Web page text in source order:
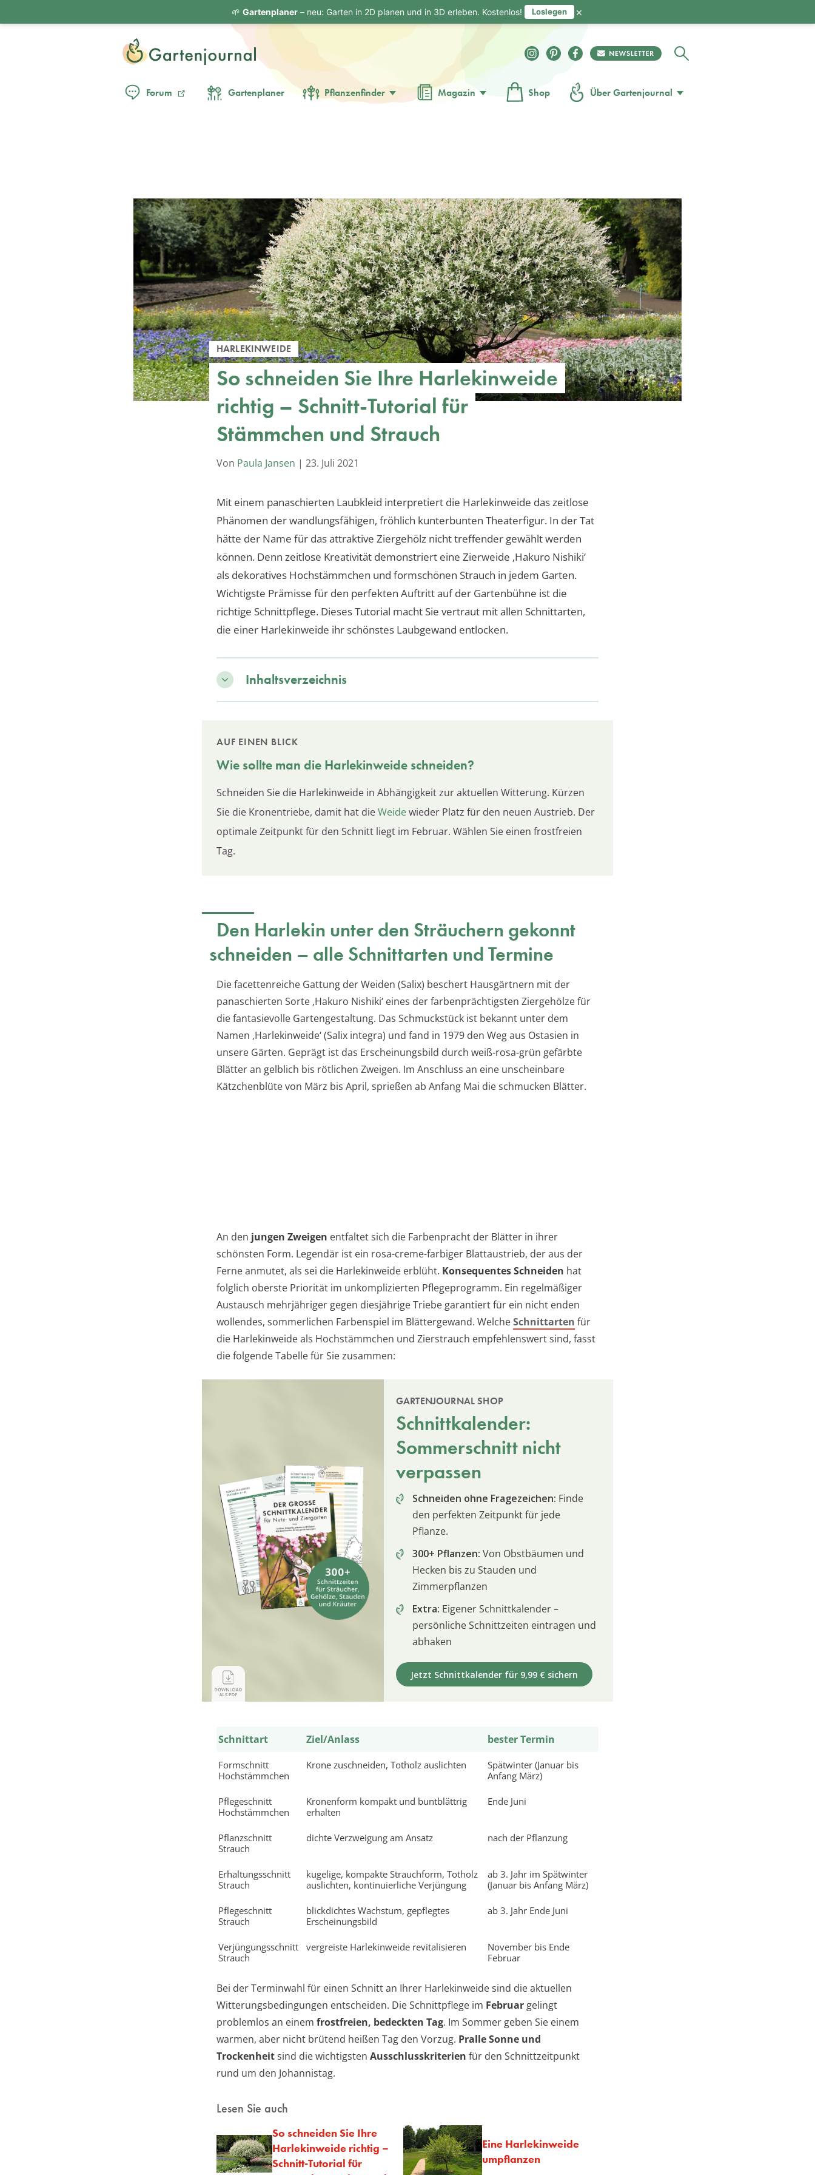
Forum Gartenplaner Pflanzenfinder Magazin Shop Über Gartenjournal
HARLEKINWEIDE
So schneiden Sie Ihre Harlekinweide
richtig – Schnitt-Tutorial für
Stämmchen und Strauch
Von Paula Jansen | 23. Juli 2021
Mit einem panaschierten Laubkleid interpretiert die Harlekinweide das zeitlose
Phänomen der wandlungsfähigen, fröhlich kunterbunten Theaterfigur. In der Tat
hätte der Name für das attraktive Ziergehölz nicht treffender gewählt werden
können. Denn zeitlose Kreativität demonstriert eine Zierweide ‚Hakuro Nishiki‘
als dekoratives Hochstämmchen und formschönen Strauch in jedem Garten.
Wichtigste Prämisse für den perfekten Auftritt auf der Gartenbühne ist die
richtige Schnittpflege. Dieses Tutorial macht Sie vertraut mit allen Schnittarten,
die einer Harlekinweide ihr schönstes Laubgewand entlocken.
Inhaltsverzeichnis
AUF EINEN BLICK
Wie sollte man die Harlekinweide schneiden?
Schneiden Sie die Harlekinweide in Abhängigkeit zur aktuellen Witterung. Kürzen
Sie die Kronentriebe, damit hat dieWeidewieder Platz für den neuen Austrieb. Der
optimale Zeitpunkt für den Schnitt liegt im Februar. Wählen Sie einen frostfreien
Tag.
Den Harlekin unter den Sträuchern gekonnt
schneiden – alle Schnittarten und Termine
Die facettenreiche Gattung der Weiden (Salix) beschert Hausgärtnern mit der
panaschierten Sorte ‚Hakuro Nishiki‘ eines der farbenprächtigsten Ziergehölze für
die fantasievolle Gartengestaltung. Das Schmuckstück ist bekannt unter dem
Namen ‚Harlekinweide‘ (Salix integra) und fand in 1979 den Weg aus Ostasien in
unsere Gärten. Geprägt ist das Erscheinungsbild durch weiß-rosa-grün gefärbte
Blätter an gelblich bis rötlichen Zweigen. Im Anschluss an eine unscheinbare
Kätzchenblüte von März bis April, sprießen ab Anfang Mai die schmucken Blätter.
An den jungen Zweigen entfaltet sich die Farbenpracht der Blätter in ihrer
schönsten Form. Legendär ist ein rosa-creme-farbiger Blattaustrieb, der aus der
Ferne anmutet, als sei die Harlekinweide erblüht. Konsequentes Schneiden hat
folglich oberste Priorität im unkomplizierten Pflegeprogramm. Ein regelmäßiger
Austausch mehrjähriger gegen diesjährige Triebe garantiert für ein nicht enden
wollendes, sommerlichen Farbenspiel im Blättergewand. WelcheSchnittarten für
die Harlekinweide als Hochstämmchen und Zierstrauch empfehlenswert sind, fasst
die folgende Tabelle für Sie zusammen:
GARTENJOURNAL SHOP
Schnittkalender:
Sommerschnitt nicht
verpassen
Schneiden ohne Fragezeichen: Finde
den perfekten Zeitpunkt für jede
Pflanze.
300+ Pflanzen: Von Obstbäumen und
Hecken bis zu Stauden und
Zimmerpflanzen
Extra: Eigener Schnittkalender –
persönliche Schnittzeiten eintragen und
abhaken
Jetzt Schnittkalender für 9,99 € sichern
Schnittart Ziel/Anlass bester Termin
Formschnitt
Hochstämmchen
Krone zuschneiden, Totholz auslichten
Spätwinter (Januar bis
Anfang März)
Pflegeschnitt
Hochstämmchen
Kronenform kompakt und buntblättrig
erhalten
Ende Juni
Pflanzschnitt
Strauch
dichte Verzweigung am Ansatz nach der Pflanzung
Erhaltungsschnitt
Strauch
kugelige, kompakte Strauchform, Totholz
auslichten, kontinuierliche Verjüngung
ab 3. Jahr im Spätwinter
(Januar bis Anfang März)
Pflegeschnitt
Strauch
blickdichtes Wachstum, gepflegtes
Erscheinungsbild
ab 3. Jahr Ende Juni
Verjüngungsschnitt
Strauch
vergreiste Harlekinweide revitalisieren
November bis Ende
Februar
Bei der Terminwahl für einen Schnitt an Ihrer Harlekinweide sind die aktuellen
Witterungsbedingungen entscheiden. Die Schnittpflege im Februar gelingt
problemlos an einem frostfreien, bedeckten Tag. Im Sommer geben Sie einem
warmen, aber nicht brütend heißen Tag den Vorzug. Pralle Sonne und
Trockenheitsind die wichtigsten Ausschlusskriterien für den Schnittzeitpunkt
rund um den Johannistag.
Lesen Sie auch
So schneiden Sie Ihre
Harlekinweide richtig –
Schnitt-Tutorial für
Eine Harlekinweide
umpflanzen
🌱 Gartenplaner– neu: Garten in 2D planen und in 3D erleben. Kostenlos! Loslegen ×